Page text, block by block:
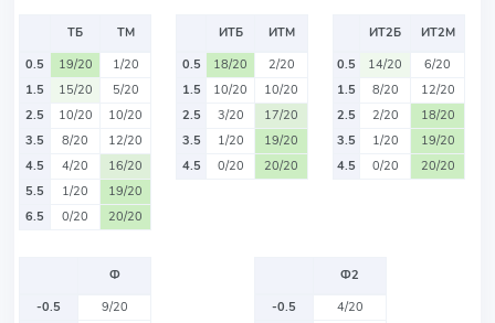
ТБ
ТМ
0.5
19/20
1/20
1.5
15/20
5/20
2.5
10/20
10/20
3.5
8/20
12/20
4.5
4/20
16/20
5.5
1/20
19/20
6.5
0/20 20/20
ИТБ
ИТМ
0.5
18/20
2/20
1.5
10/20
10/20
2.5
3/20
17/20
3.5
1/20
19/20
4.5
0/20 20/20
ИТ2Б
ИТ2М
0.5
14/20
6/20
1.5
8/20
12/20
2.5
2/20
18/20
3.5
1/20
19/20
4.5
0/20 20/20
Ф
-0.5
9/20
Ф2
-0.5
4/20